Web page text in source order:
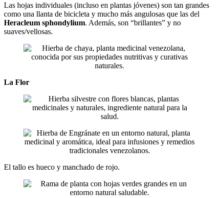
Las hojas individuales (incluso en plantas jóvenes) son tan grandes
como una llanta de bicicleta y mucho más angulosas que las del
Heracleum sphondylium. Además, son “brillantes” y no
suaves/vellosas.
La Flor
El tallo es hueco y manchado de rojo.